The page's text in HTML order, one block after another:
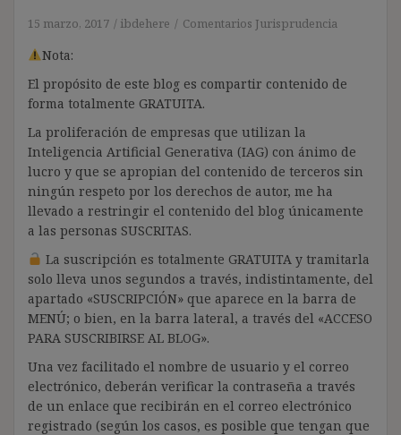
15 marzo, 2017 ibdehere Comentarios Jurisprudencia
Nota:
El propósito de este blog es compartir contenido de
forma totalmente GRATUITA.
La proliferación de empresas que utilizan la
Inteligencia Artificial Generativa (IAG) con ánimo de
lucro y que se apropian del contenido de terceros sin
ningún respeto por los derechos de autor, me ha
llevado a restringir el contenido del blog únicamente
a las personas SUSCRITAS.
La suscripción es totalmente GRATUITA y tramitarla
solo lleva unos segundos a través, indistintamente, del
apartado «SUSCRIPCIÓN» que aparece en la barra de
MENÚ; o bien, en la barra lateral, a través del «ACCESO
PARA SUSCRIBIRSE AL BLOG».
Una vez facilitado el nombre de usuario y el correo
electrónico, deberán verificar la contraseña a través
de un enlace que recibirán en el correo electrónico
registrado (según los casos, es posible que tengan que